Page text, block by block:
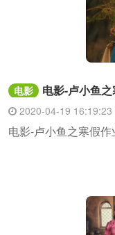
电影 电影-卢小鱼
2020-04-19 16:19:23
电影-卢小鱼之寒假作